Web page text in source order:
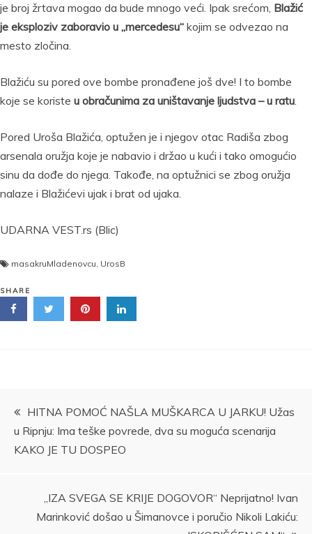
je broj žrtava mogao da bude mnogo veći. Ipak srećom, Blažić
je eksploziv zaboravio u „mercedesu“ kojim se odvezao na
mesto zločina.
Blažiću su pored ove bombe pronađene još dve! I to bombe
koje se koriste u obračunima za uništavanje ljudstva – u ratu.
Pored Uroša Blažića, optužen je i njegov otac Radiša zbog
arsenala oružja koje je nabavio i držao u kući i tako omogućio
sinu da dođe do njega. Takođe, na optužnici se zbog oružja
nalaze i Blažićevi ujak i brat od ujaka.
UDARNA VEST.rs (Blic)
masakruMladenovcu, UrosB
SHARE
Kretanje
članka
HITNA POMOĆ NAŠLA MUŠKARCA U JARKU! Užas
u Ripnju: Ima teške povrede, dva su moguća scenarija
KAKO JE TU DOSPEO
„IZA SVEGA SE KRIJE DOGOVOR“ Neprijatno! Ivan
Marinković došao u Šimanovce i poručio Nikoli Lakiću: